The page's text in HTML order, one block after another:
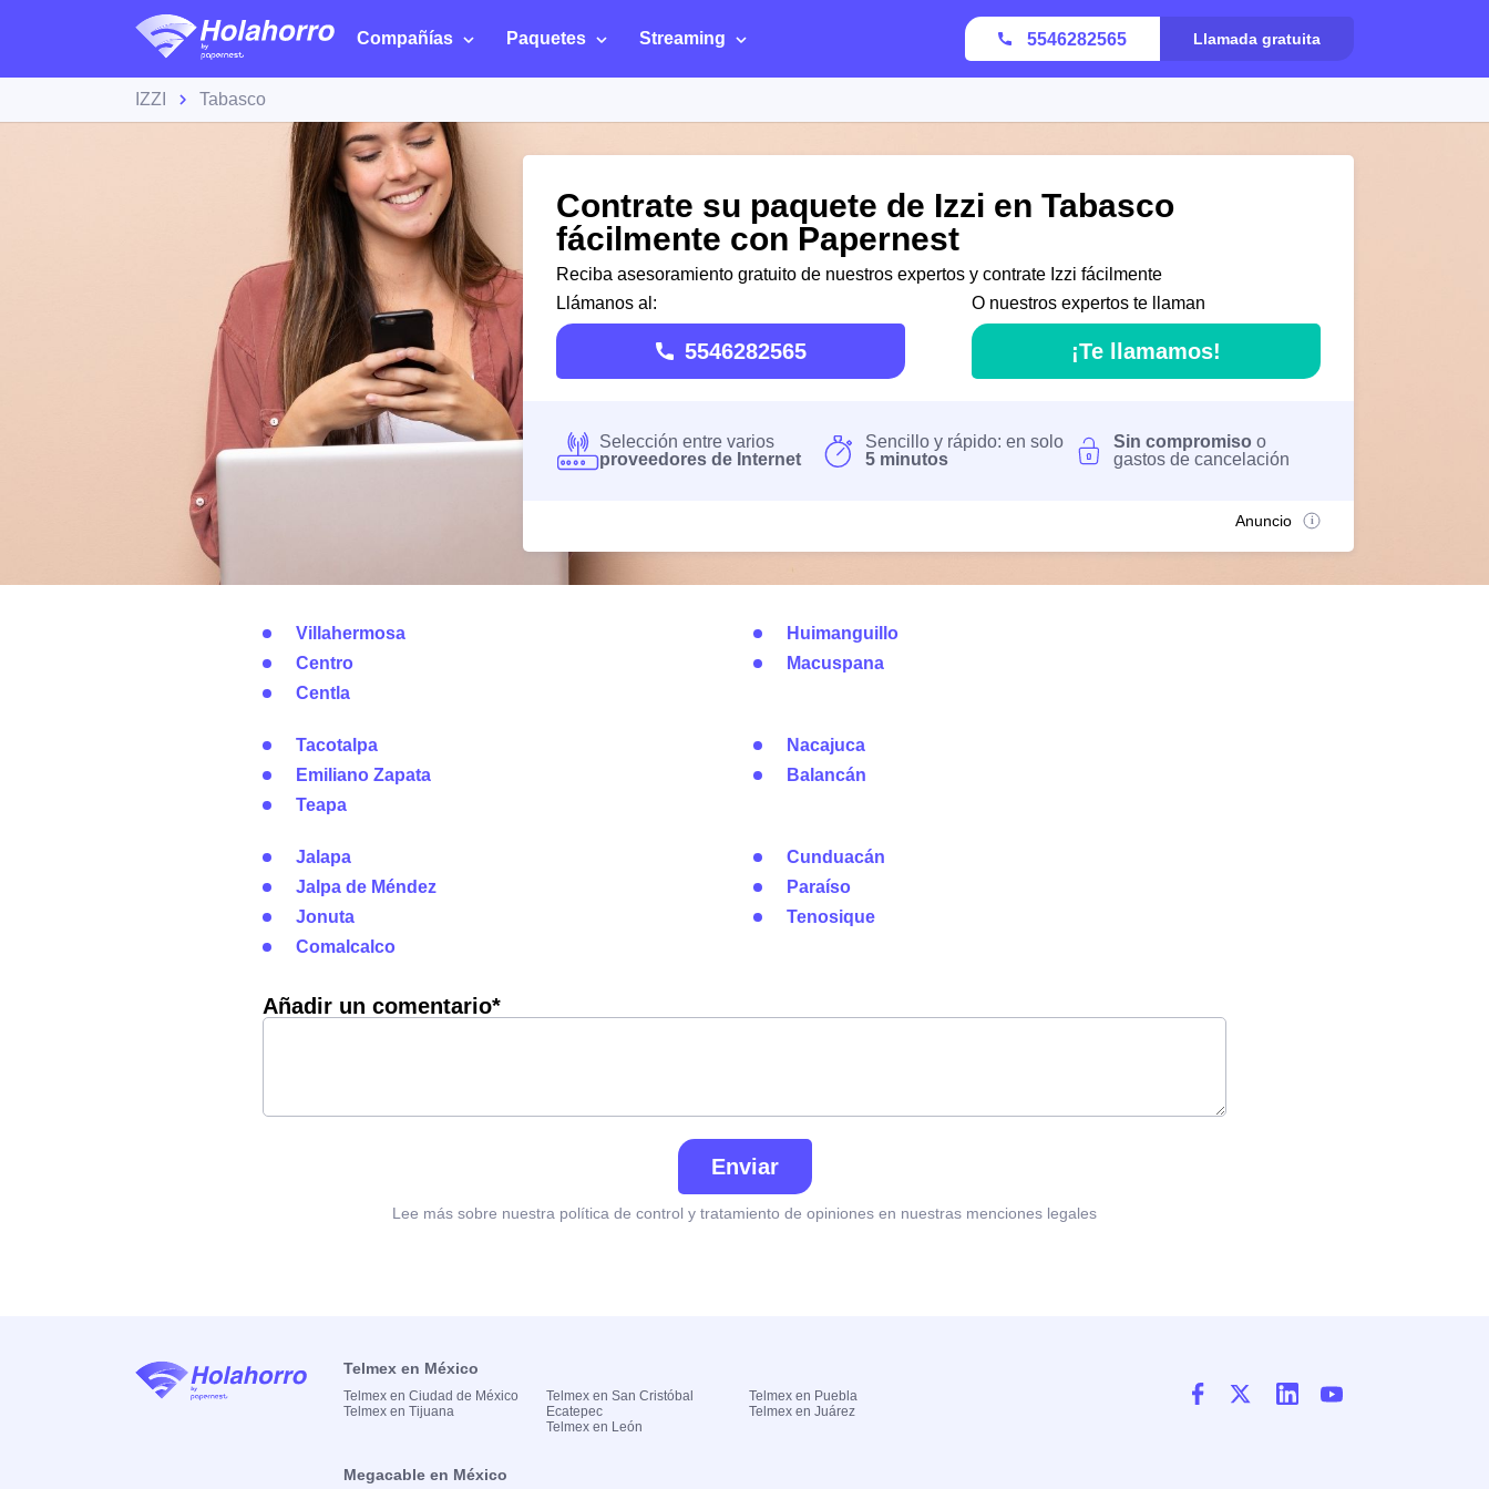
Compañías Paquetes Streaming 5546282565 Llamada gratuita
IZZI Tabasco
Contrate su paquete de Izzi en Tabasco
fácilmente con Papernest
Reciba asesoramiento gratuito de nuestros expertos y contrate Izzi fácilmente
Llámanos al:
5546282565
O nuestros expertos te llaman
¡Te llamamos!
Selección entre varios
proveedores de Internet
Sencillo y rápido: en solo
5 minutos
Sin compromiso o
gastos de cancelación
Anuncio
Villahermosa
Centro
Centla
Huimanguillo
Macuspana
Tacotalpa
Emiliano Zapata
Teapa
Nacajuca
Balancán
Jalapa
Jalpa de Méndez
Jonuta
Comalcalco
Cunduacán
Paraíso
Tenosique
Añadir un comentario*
Enviar
Lee más sobre nuestra política de control y tratamiento de opiniones en nuestras menciones legales
Telmex en México
Telmex en Ciudad de México
Telmex en Tijuana
Telmex en San Cristóbal
Ecatepec
Telmex en León
Telmex en Puebla
Telmex en Juárez
Megacable en México